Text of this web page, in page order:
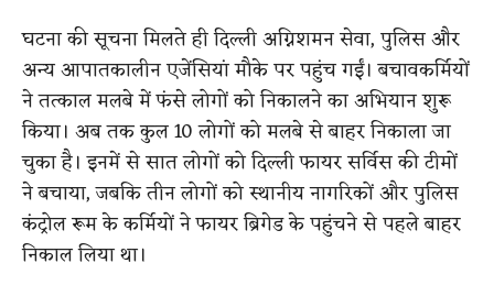
घटना की सूचना मिलते ही दिल्ली अग्निशमन सेवा, पुलिस और
अन्य आपातकालीन एजेंसियां मौके पर पहुंच गईं। बचावकर्मियों
ने तत्काल मलबे में फंसे लोगों को निकालने का अभियान शुरू
किया। अब तक कुल 10 लोगों को मलबे से बाहर निकाला जा
चुका है। इनमें से सात लोगों को दिल्ली फायर सर्विस की टीमों
ने बचाया, जबकि तीन लोगों को स्थानीय नागरिकों और पुलिस
कंट्रोल रूम के कर्मियों ने फायर ब्रिगेड के पहुंचने से पहले बाहर
निकाल लिया था।